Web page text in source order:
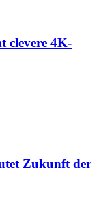
clevere 4K-
Zukunft der